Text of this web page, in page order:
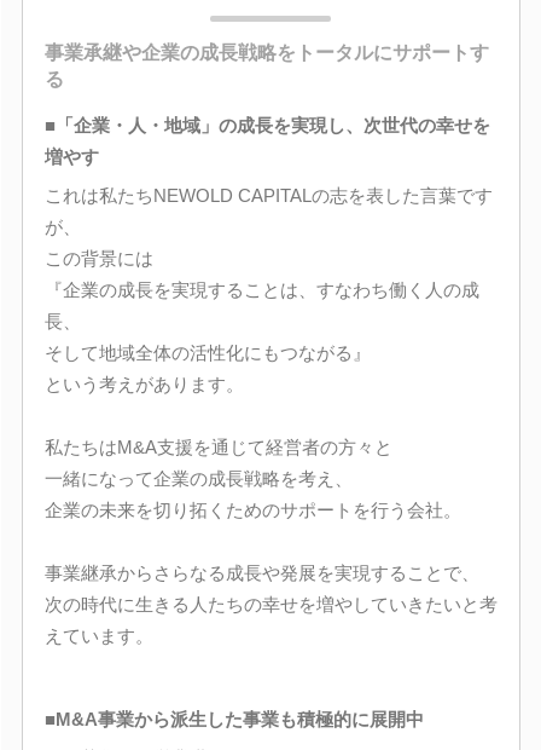
事業承継や企業の成長戦略をトータルにサポートす
る
■「企業・人・地域」の成長を実現し、次世代の幸せを
増やす
これは私たちNEWOLD CAPITALの志を表した言葉です
が、
この背景には
『企業の成長を実現することは、すなわち働く人の成
長、
そして地域全体の活性化にもつながる』
という考えがあります。
私たちはM&A支援を通じて経営者の方々と
一緒になって企業の成長戦略を考え、
企業の未来を切り拓くためのサポートを行う会社。
事業継承からさらなる成長や発展を実現することで、
次の時代に生きる人たちの幸せを増やしていきたいと考
えています。
■M&A事業から派生した事業も積極的に展開中